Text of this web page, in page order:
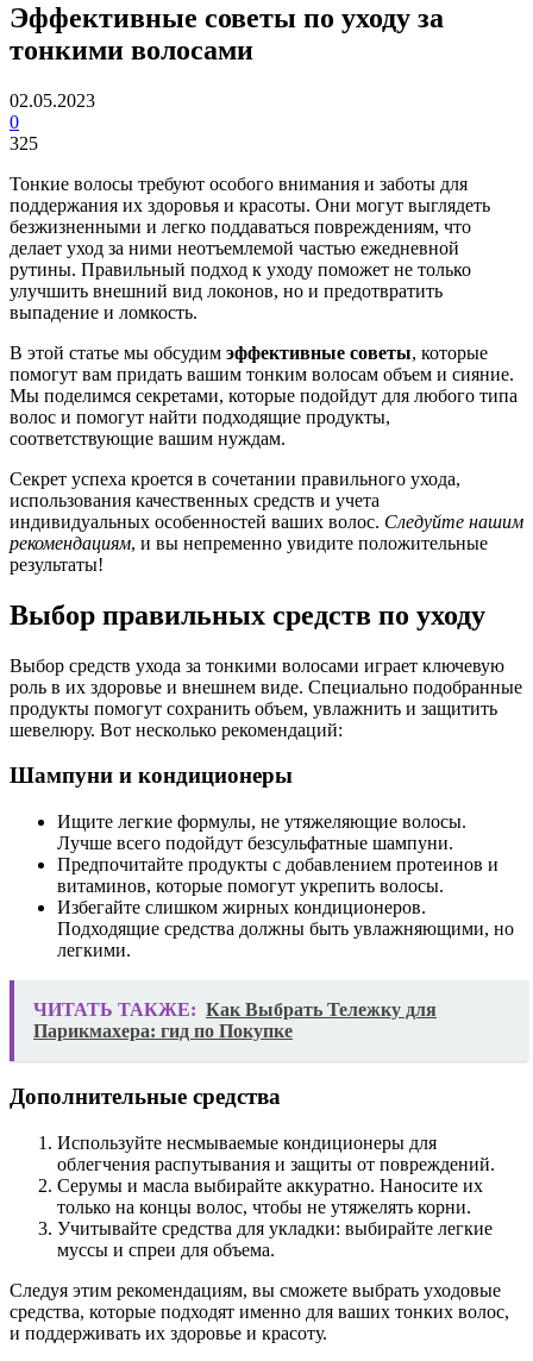
Эффективные советы по уходу за
тонкими волосами
02.05.2023
0
325
Тонкие волосы требуют особого внимания и заботы для
поддержания их здоровья и красоты. Они могут выглядеть
безжизненными и легко поддаваться повреждениям, что
делает уход за ними неотъемлемой частью ежедневной
рутины. Правильный подход к уходу поможет не только
улучшить внешний вид локонов, но и предотвратить
выпадение и ломкость.
В этой статье мы обсудим эффективные советы, которые
помогут вам придать вашим тонким волосам объем и сияние.
Мы поделимся секретами, которые подойдут для любого типа
волос и помогут найти подходящие продукты,
соответствующие вашим нуждам.
Секрет успеха кроется в сочетании правильного ухода,
использования качественных средств и учета
индивидуальных особенностей ваших волос. Следуйте нашим
рекомендациям, и вы непременно увидите положительные
результаты!
Выбор правильных средств по уходу
Выбор средств ухода за тонкими волосами играет ключевую
роль в их здоровье и внешнем виде. Специально подобранные
продукты помогут сохранить объем, увлажнить и защитить
шевелюру. Вот несколько рекомендаций:
Шампуни и кондиционеры
Ищите легкие формулы, не утяжеляющие волосы.
Лучше всего подойдут безсульфатные шампуни.
Предпочитайте продукты с добавлением протеинов и
витаминов, которые помогут укрепить волосы.
Избегайте слишком жирных кондиционеров.
Подходящие средства должны быть увлажняющими, но
легкими.
ЧИТАТЬ ТАКЖЕ: Как Выбрать Тележку для
Парикмахера: гид по Покупке
Дополнительные средства
Используйте несмываемые кондиционеры для
облегчения распутывания и защиты от повреждений.
Серумы и масла выбирайте аккуратно. Наносите их
только на концы волос, чтобы не утяжелять корни.
Учитывайте средства для укладки: выбирайте легкие
муссы и спреи для объема.
Следуя этим рекомендациям, вы сможете выбрать уходовые
средства, которые подходят именно для ваших тонких волос,
и поддерживать их здоровье и красоту.